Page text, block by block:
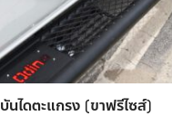
บันไดตะแกรง (ขาฟรีไซส์)